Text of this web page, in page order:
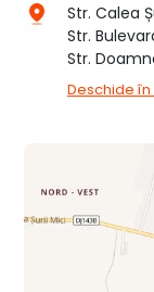
Str. Calea
Str.
Str.
Deschide